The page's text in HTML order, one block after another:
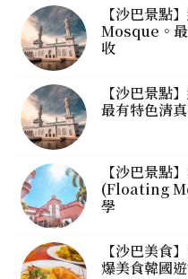
【沙巴景點
Mosque。
收
【沙巴景點
最有特色清
【沙巴景點
(Floating
學
【沙巴美食
爆美食韓國